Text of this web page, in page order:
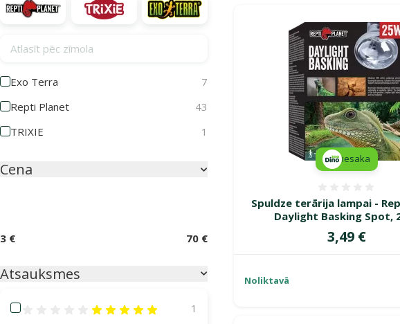
Atlasīt pēc zīmola
Exo Terra
7
Repti Planet
43
TRIXIE
1
Cena
3 € 70 €
Atsauksmes
Atsauksmes 100%
1
Spuldze terārija lampai -
Daylight Basking Spot,
Cena
3,49 €
iesaka
Noliktavā